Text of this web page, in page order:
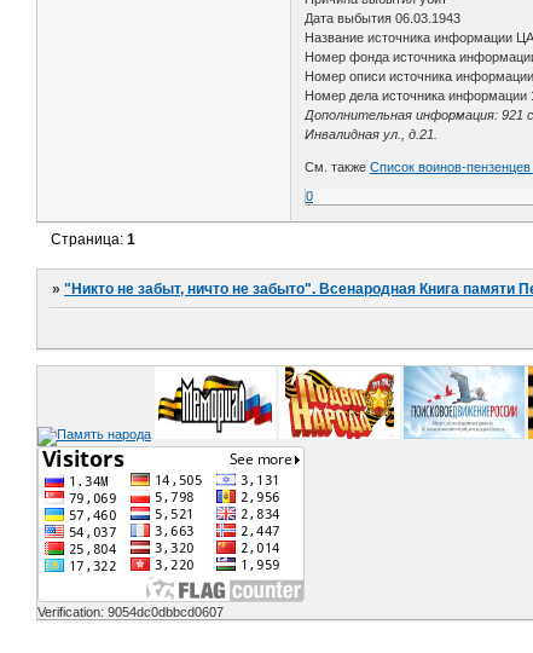
Дата выбытия 06.03.1943
Название источника информации
Номер фонда источника
Номер описи источника
Номер дела источника информации
Дополнительная информация: 921
Инвалидная ул., д.21.
См. такжеСписок воинов-
0
Страница:1
»"Никто не забыт, ничто не забыто". Всенародная Книга памяти
Verification: 9054dc0dbbcd0607